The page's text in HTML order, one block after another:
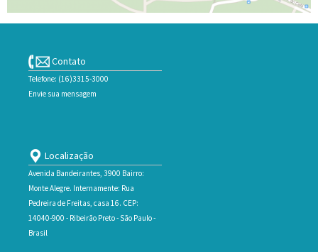
Contato
Telefone: (16)3315-3000
Envie sua mensagem
Localização
Avenida Bandeirantes, 3900 Bairro:
Monte Alegre. Internamente: Rua
Pedreira de Freitas, casa 16. CEP:
14040-900 - Ribeirão Preto - São Paulo -
Brasil